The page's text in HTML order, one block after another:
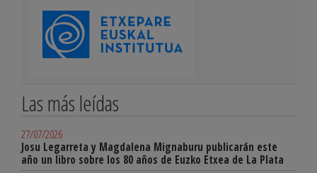
Las más leídas
27/07/2026
Josu Legarreta y Magdalena Mignaburu publicarán este
año un libro sobre los 80 años de Euzko Etxea de La Plata